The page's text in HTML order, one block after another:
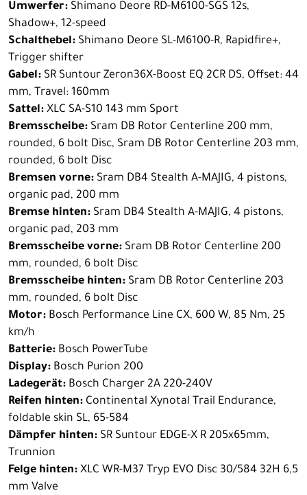
Umwerfer: Shimano Deore RD-M6100-SGS 12s,
Shadow+, 12-speed
Schalthebel: Shimano Deore SL-M6100-R, Rapidfire+,
Trigger shifter
Gabel: SR Suntour Zeron36X-Boost EQ 2CR DS, Offset: 44
mm, Travel: 160mm
Sattel: XLC SA-S10 143 mm Sport
Bremsscheibe: Sram DB Rotor Centerline 200 mm,
rounded, 6 bolt Disc, Sram DB Rotor Centerline 203 mm,
rounded, 6 bolt Disc
Bremsen vorne: Sram DB4 Stealth A-MAJIG, 4 pistons,
organic pad, 200 mm
Bremse hinten: Sram DB4 Stealth A-MAJIG, 4 pistons,
organic pad, 203 mm
Bremsscheibe vorne: Sram DB Rotor Centerline 200
mm, rounded, 6 bolt Disc
Bremsscheibe hinten: Sram DB Rotor Centerline 203
mm, rounded, 6 bolt Disc
Motor: Bosch Performance Line CX, 600 W, 85 Nm, 25
km/h
Batterie: Bosch PowerTube
Display: Bosch Purion 200
Ladegerät: Bosch Charger 2A 220-240V
Reifen hinten: Continental Xynotal Trail Endurance,
foldable skin SL, 65-584
Dämpfer hinten: SR Suntour EDGE-X R 205x65mm,
Trunnion
Felge hinten: XLC WR-M37 Tryp EVO Disc 30/584 32H 6,5
mm Valve